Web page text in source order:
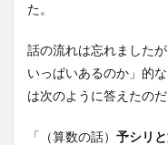
た。
話の流れは忘れました
いっぱいあるのか」的
は次のように答えたのだ
「（算数の話） 予シリ